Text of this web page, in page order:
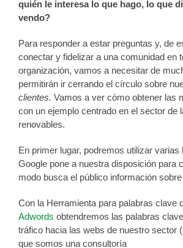
quién le interesa lo que hago, lo que
vendo?
Para responder a estar preguntas y, de
conectar y fidelizar a una comunidad en
organización, vamos a necesitar de
permitirán ir cerrando el círculo sobre
clientes. Vamos a ver cómo obtener las
con un ejemplo centrado en el sector de
renovables.
En primer lugar, podremos utilizar varias
Google pone a nuestra disposición para
modo busca el público información
Con la Herramienta para palabras clave
Adwords obtendremos las palabras
tráfico hacia las webs de nuestro sector
que somos una consultoría